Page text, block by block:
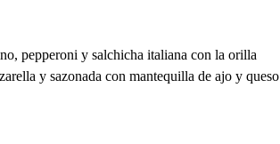
pepperoni y salchicha italiana con la orilla
y sazonada con mantequilla de ajo y queso